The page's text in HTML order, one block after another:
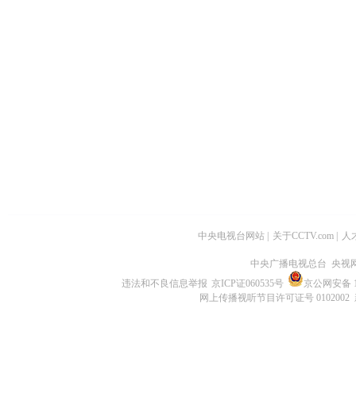
中央电视台网站 关于CCTV.com 人
中央广播电视总台 央视
违法和不良信息举报 京ICP证060535号
京公网安备
网上传播视听节目许可证号 0102002